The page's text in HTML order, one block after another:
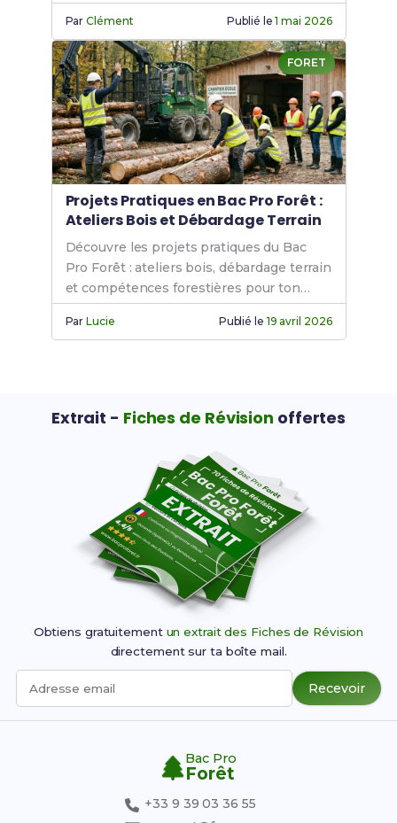
ParClément Publié le1 mai 2026
FORET
Projets Pratiques en Bac Pro Forêt :
Ateliers Bois et Débardage Terrain
Découvre les projets pratiques du Bac
Pro Forêt : ateliers bois, débardage terrain
et compétences forestières pour ton
insertion professionnelle.
ParLucie Publié le 19 avril 2026
Extrait - Fiches de Révision offertes
Obtiens gratuitement un extrait des Fiches de Révision
directement sur ta boîte mail.
Adresse email Recevoir
Bac Pro
Forêt
+33 9 39 03 36 55